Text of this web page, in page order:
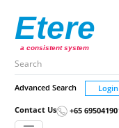
Etere
a consistent system
Advanced Search Login
Contact Us +65 69504190